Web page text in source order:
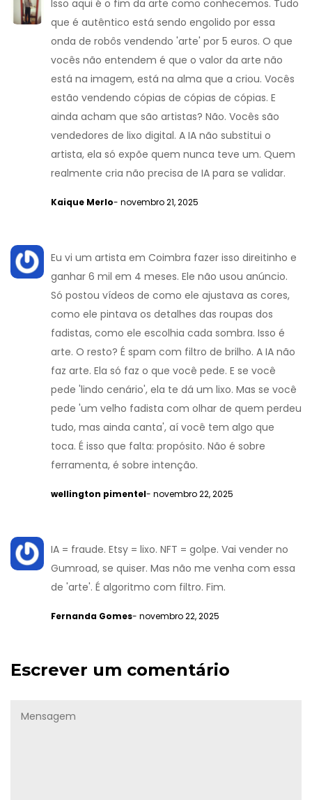
Isso aqui é o fim da arte como conhecemos. Tudo
que é autêntico está sendo engolido por essa
onda de robôs vendendo 'arte' por 5 euros. O que
vocês não entendem é que o valor da arte não
está na imagem, está na alma que a criou. Vocês
estão vendendo cópias de cópias de cópias. E
ainda acham que são artistas? Não. Vocês são
vendedores de lixo digital. A IA não substitui o
artista, ela só expõe quem nunca teve um. Quem
realmente cria não precisa de IA para se validar.
Kaique Merlo- novembro 21, 2025
Eu vi um artista em Coimbra fazer isso direitinho e
ganhar 6 mil em 4 meses. Ele não usou anúncio.
Só postou vídeos de como ele ajustava as cores,
como ele pintava os detalhes das roupas dos
fadistas, como ele escolhia cada sombra. Isso é
arte. O resto? É spam com filtro de brilho. A IA não
faz arte. Ela só faz o que você pede. E se você
pede 'lindo cenário', ela te dá um lixo. Mas se você
pede 'um velho fadista com olhar de quem perdeu
tudo, mas ainda canta', aí você tem algo que
toca. É isso que falta: propósito. Não é sobre
ferramenta, é sobre intenção.
wellington pimentel- novembro 22, 2025
IA = fraude. Etsy = lixo. NFT = golpe. Vai vender no
Gumroad, se quiser. Mas não me venha com essa
de 'arte'. É algoritmo com filtro. Fim.
Fernanda Gomes- novembro 22, 2025
Escrever um comentário